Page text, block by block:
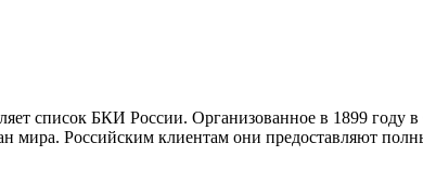
список БКИ России. Организованное в 1899 году
Российским клиентам они предоставляют